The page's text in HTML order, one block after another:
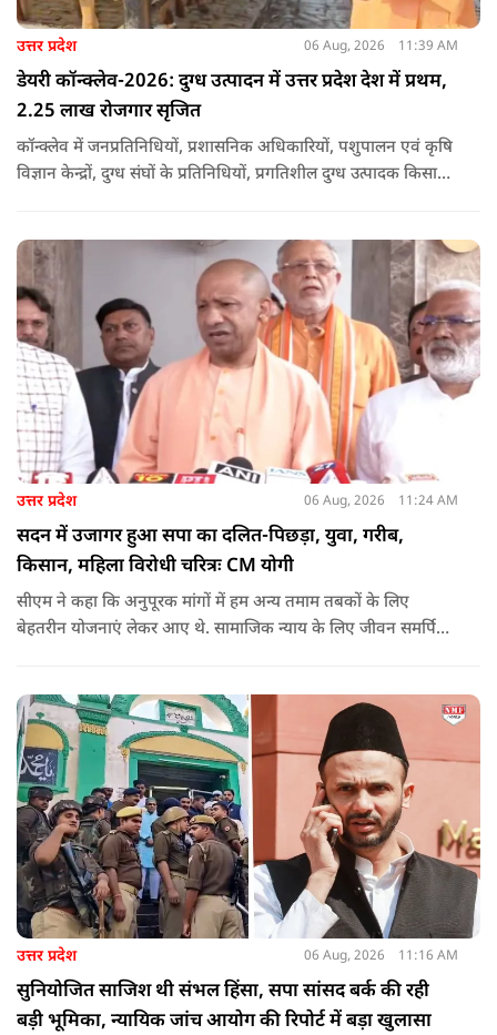
उत्तर प्रदेश 06 Aug, 2026 11:39 AM
डेयरी कॉन्क्लेव-2026: दुग्ध उत्पादन में उत्तर प्रदेश देश में प्रथम,
2.25 लाख रोजगार सृजित
कॉन्क्लेव में जनप्रतिनिधियों, प्रशासनिक अधिकारियों, पशुपालन एवं कृषि
विज्ञान केन्द्रों, दुग्ध संघों के प्रतिनिधियों, प्रगतिशील दुग्ध उत्पादक किसानों,
उत्तर प्रदेश 06 Aug, 2026 11:24 AM
सदन में उजागर हुआ सपा का दलित-पिछड़ा, युवा, गरीब,
किसान, महिला विरोधी चरित्रः CM योगी
सीएम ने कहा कि अनुपूरक मांगों में हम अन्य तमाम तबकों के लिए
बेहतरीन योजनाएं लेकर आए थे. सामाजिक न्याय के लिए जीवन समर्पित
अहिल्या बाई होल्कर आदि की मूर्तियों पर छाजन, पार्क, बाउंड्रीवाल के
लिए हमने 407 करोड़ रुपये का प्रावधान किया है. यह बजट पास न हो,
इसके लिए समाजवादी पार्टी ने सदन की कार्यवाही को बाधित किया और
लगातार व्यवधान पैदा करने का प्रयास किया.
उत्तर प्रदेश 06 Aug, 2026 11:16 AM
सुनियोजित साजिश थी संभल हिंसा, सपा सांसद बर्क की रही
बड़ी भूमिका, न्यायिक जांच आयोग की रिपोर्ट में बड़ा खुलासा